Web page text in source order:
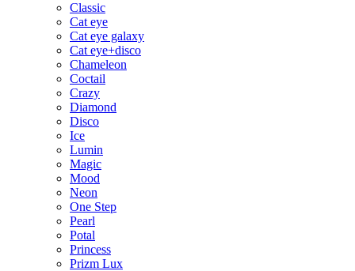
Classic
Cat eye
Cat eye galaxy
Cat eye+disco
Chameleon
Coctail
Crazy
Diamond
Disco
Ice
Lumin
Magic
Mood
Neon
One Step
Pearl
Potal
Princess
Prizm Lux